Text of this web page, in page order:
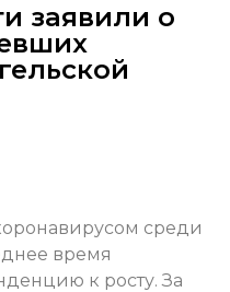
заявили о
среди
время
к росту. За